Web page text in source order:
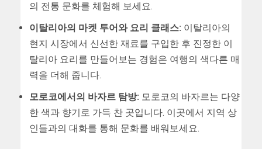
의 전통 문화를 체험해 보세요.
이탈리아의 마켓 투어와 요리 클래스: 이탈리아의
현지 시장에서 신선한 재료를 구입한 후 진정한 이
탈리아 요리를 만들어보는 경험은 여행의 색다른 매
력을 더해 줍니다.
모로코에서의 바자르 탐방: 모로코의 바자르는 다양
한 색과 향기로 가득 찬 곳입니다. 이곳에서 지역 상
인들과의 대화를 통해 문화를 배워보세요.